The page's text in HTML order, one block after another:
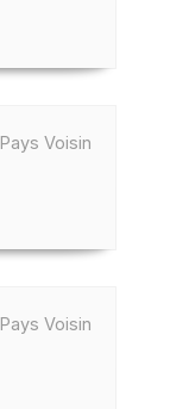
Pays Voisin
Pays Voisin